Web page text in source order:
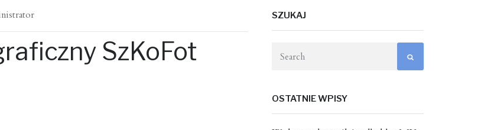
SzKoFot
SZUKAJ
OSTATNIE WPISY